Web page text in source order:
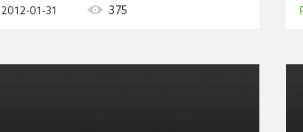
2012-01-31 375